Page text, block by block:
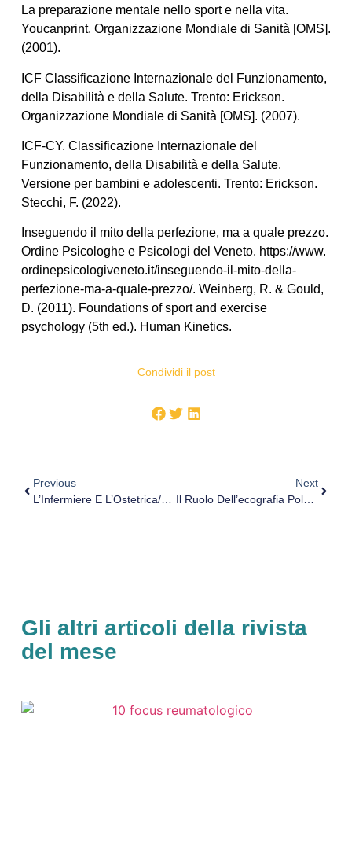
La preparazione mentale nello sport e nella vita.
Youcanprint. Organizzazione Mondiale di Sanità [OMS].
(2001).
ICF Classificazione Internazionale del Funzionamento,
della Disabilità e della Salute. Trento: Erickson.
Organizzazione Mondiale di Sanità [OMS]. (2007).
ICF-CY. Classificazione Internazionale del
Funzionamento, della Disabilità e della Salute.
Versione per bambini e adolescenti. Trento: Erickson.
Stecchi, F. (2022).
Inseguendo il mito della perfezione, ma a quale prezzo.
Ordine Psicologhe e Psicologi del Veneto. https://www.
ordinepsicologiveneto.it/inseguendo-il-mito-della-
perfezione-ma-a-quale-prezzo/. Weinberg, R. & Gould,
D. (2011). Foundations of sport and exercise
psychology (5th ed.). Human Kinetics.
Condividi il post
Previous
L’Infermiere E L’Ostetrica/o: Il Limite Delle Proprie Competenze
Next
Il Ruolo Dell’ecografia Polmonare Attraverso La Metodica “Point Of Care Ultrasound” (POCUS)
Gli altri articoli della rivista
del mese